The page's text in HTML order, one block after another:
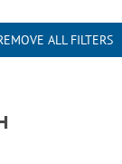
ALL FILTERS